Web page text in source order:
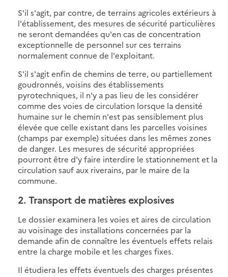
S'il s'agit, par contre, de terrains agricoles extérieurs à
l'établissement, des mesures de sécurité particulières
ne seront demandées qu'en cas de concentration
exceptionnelle de personnel sur ces terrains
normalement connue de l'exploitant.
S'il s'agit enfin de chemins de terre, ou partiellement
goudronnés, voisins des établissements
pyrotechniques, il n'y a pas lieu de les considérer
comme des voies de circulation lorsque la densité
humaine sur le chemin n'est pas sensiblement plus
élevée que celle existant dans les parcelles voisines
(champs par exemple) situées dans les mêmes zones
de danger. Les mesures de sécurité appropriées
pourront être d'y faire interdire le stationnement et la
circulation sauf aux riverains, par le maire de la
commune.
2. Transport de matières explosives
Le dossier examinera les voies et aires de circulation
au voisinage des installations concernées par la
demande afin de connaître les éventuels effets relais
entre la charge mobile et les charges fixes.
Il étudiera les effets éventuels des charges présentes